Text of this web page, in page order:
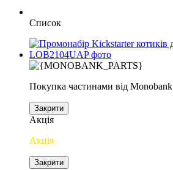
Список
Покупка частинами від Monobank
Закрити
Акція
Акція
Закрити